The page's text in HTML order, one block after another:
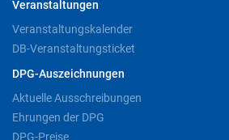
Veranstaltungen
Veranstaltungskalender
DB-Veranstaltungsticket
DPG-Auszeichnungen
Aktuelle Ausschreibungen
Ehrungen der DPG
DPG-Preise